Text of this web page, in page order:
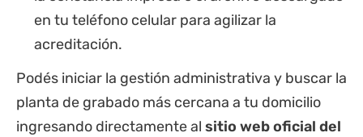
en tu teléfono celular para agilizar la
acreditación.
Podés iniciar la gestión administrativa y buscar la
planta de grabado más cercana a tu domicilio
ingresando directamente al sitio web oficial del